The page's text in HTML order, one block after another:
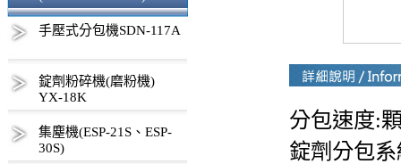
手壓式分包機SDN-117A
錠劑粉碎機(磨粉機)
YX-18K
集塵機(ESP-21S、ESP-
30S)
分包速度:
錠劑分包